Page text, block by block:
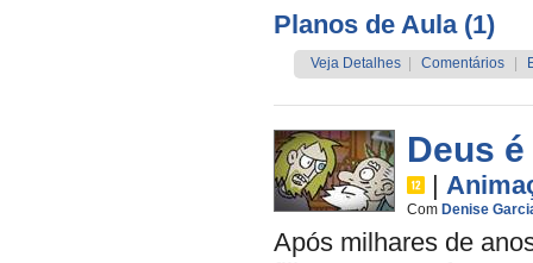
Planos de Aula (1)
Veja Detalhes Comentários
Deus
|
Com Denise
Após milhares de